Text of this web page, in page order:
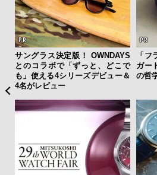
サングラス決定版！ OWNDAYS
とのコラボで「ずっと、どこで
も」使える4シリーズデビュー＆
4名がレビュー
「
ガー
の哲